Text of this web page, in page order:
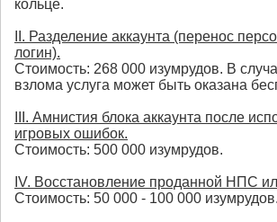
кольце.
II. Разделение аккаунта (перенос
логин).
Стоимость: 268 000 изумрудов. В
взлома услуга может быть оказана
III. Амнистия блока аккаунта после
игровых ошибок.
Стоимость: 500 000 изумрудов.
IV. Восстановление проданной НПС
Стоимость: 50 000 - 100 000 изумрудов.